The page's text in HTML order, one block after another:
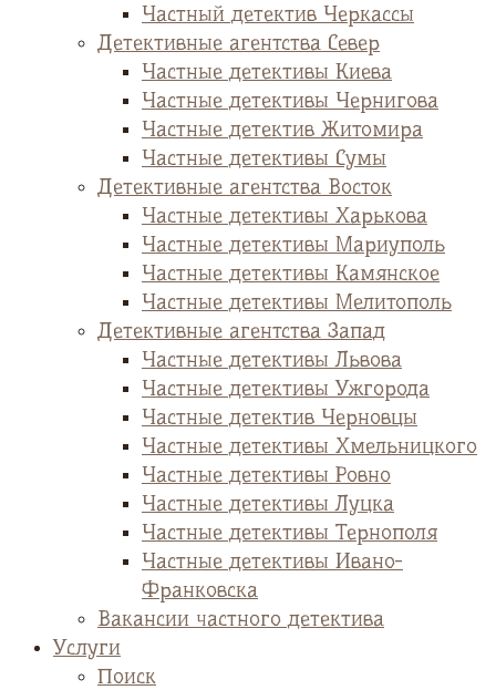
Частный детектив Черкассы
Детективные агентства Север
Частные детективы Киева
Частные детективы Чернигова
Частные детектив Житомира
Частные детективы Сумы
Детективные агентства Восток
Частные детективы Харькова
Частные детективы Мариуполь
Частные детективы Камянское
Частные детективы Мелитополь
Детективные агентства Запад
Частные детективы Львова
Частные детективы Ужгорода
Частные детектив Черновцы
Частные детективы Хмельницкого
Частные детективы Ровно
Частные детективы Луцка
Частные детективы Тернополя
Частные детективы Ивано-
Франковска
Вакансии частного детектива
Услуги
Поиск